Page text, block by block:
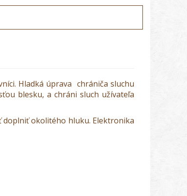
Hladká úprava chrániča sluchu
blesku, a chráni sluch užívateľa
doplniť okolitého hluku. Elektronika